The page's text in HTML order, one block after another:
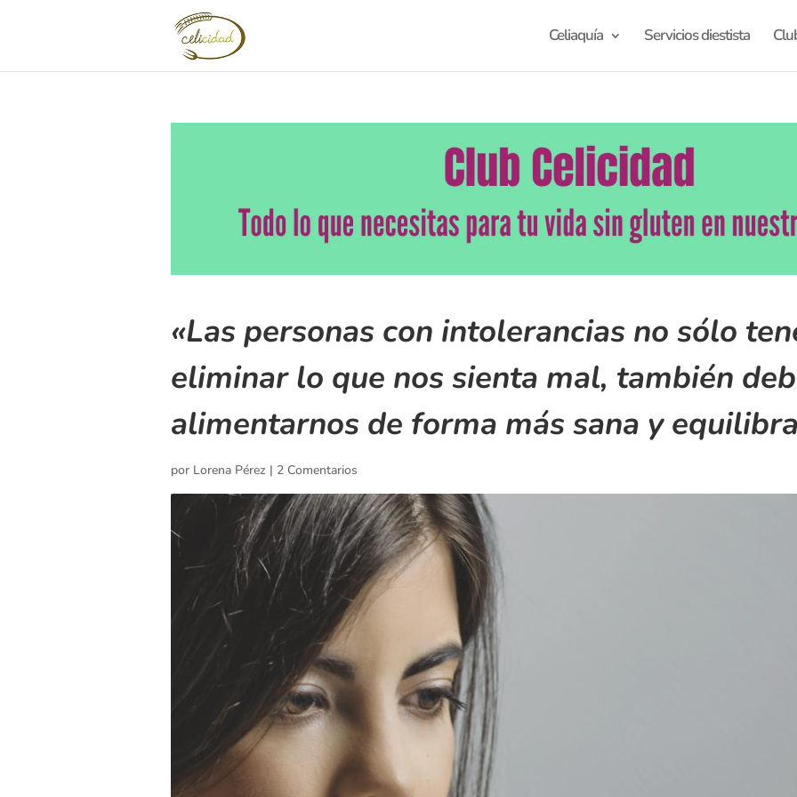
Celiaquía Servicios diestista
«Las personas con intolerancias no sólo
eliminar lo que nos sienta mal, también
alimentarnos de forma más sana y
por Lorena Pérez | 2 Comentarios